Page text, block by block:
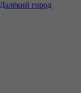
Далёкий город